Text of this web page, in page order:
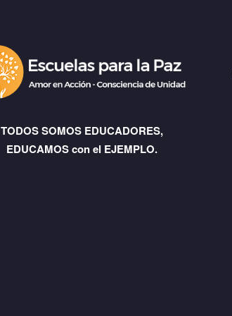
TODOS SOMOS EDUCADORES,
EDUCAMOS con el EJEMPLO.